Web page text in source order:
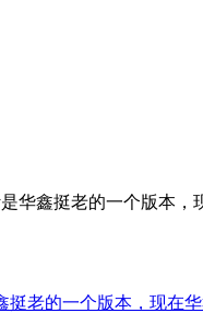
华鑫挺老的一个版本
老的一个版本，现在